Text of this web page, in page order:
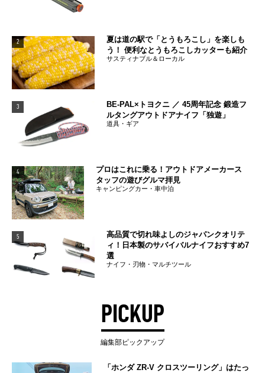
2
夏は道の駅で「とうもろこし」を楽しも
う！ 便利なとうもろこしカッターも紹介
サスティナブル＆ローカル
3
BE-PAL×トヨクニ ／ 45周年記念 鍛造フ
ルタングアウトドアナイフ「独遊」
道具・ギア
4
プロはこれに乗る！アウトドアメーカース
タッフの遊びグルマ拝見
キャンピングカー・車中泊
5
高品質で切れ味よしのジャパンクオリテ
ィ！日本製のサバイバルナイフおすすめ7
選
ナイフ・刃物・マルチツール
PICKUP
編集部ピックアップ
「ホンダ ZR-V クロスツーリング」はたっ